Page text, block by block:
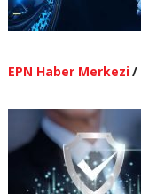
EPN Haber Merkezi/